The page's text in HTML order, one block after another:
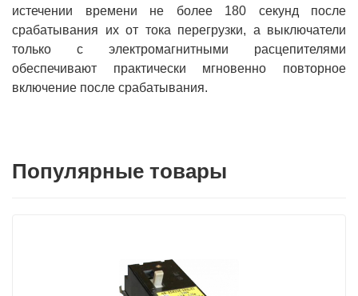
истечении времени не более 180 секунд после
срабатывания их от тока перегрузки, а выключатели
только с электромагнитными расцепителями
обеспечивают практически мгновенно повторное
включение после срабатывания.
Популярные товары